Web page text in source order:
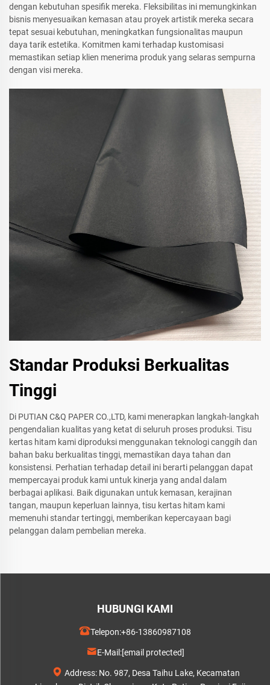
dengan kebutuhan spesifik mereka. Fleksibilitas ini memungkinkan
bisnis menyesuaikan kemasan atau proyek artistik mereka secara
tepat sesuai kebutuhan, meningkatkan fungsionalitas maupun
daya tarik estetika. Komitmen kami terhadap kustomisasi
memastikan setiap klien menerima produk yang selaras sempurna
dengan visi mereka.
Standar Produksi Berkualitas
Tinggi
Di PUTIAN C&Q PAPER CO.,LTD, kami menerapkan langkah-langkah
pengendalian kualitas yang ketat di seluruh proses produksi. Tisu
kertas hitam kami diproduksi menggunakan teknologi canggih dan
bahan baku berkualitas tinggi, memastikan daya tahan dan
konsistensi. Perhatian terhadap detail ini berarti pelanggan dapat
mempercayai produk kami untuk kinerja yang andal dalam
berbagai aplikasi. Baik digunakan untuk kemasan, kerajinan
tangan, maupun keperluan lainnya, tisu kertas hitam kami
memenuhi standar tertinggi, memberikan kepercayaan bagi
pelanggan dalam pembelian mereka.
HUBUNGI KAMI
Telepon:+86-13860987108
E-Mail:[email protected]
Address: No. 987, Desa Taihu Lake, Kecamatan